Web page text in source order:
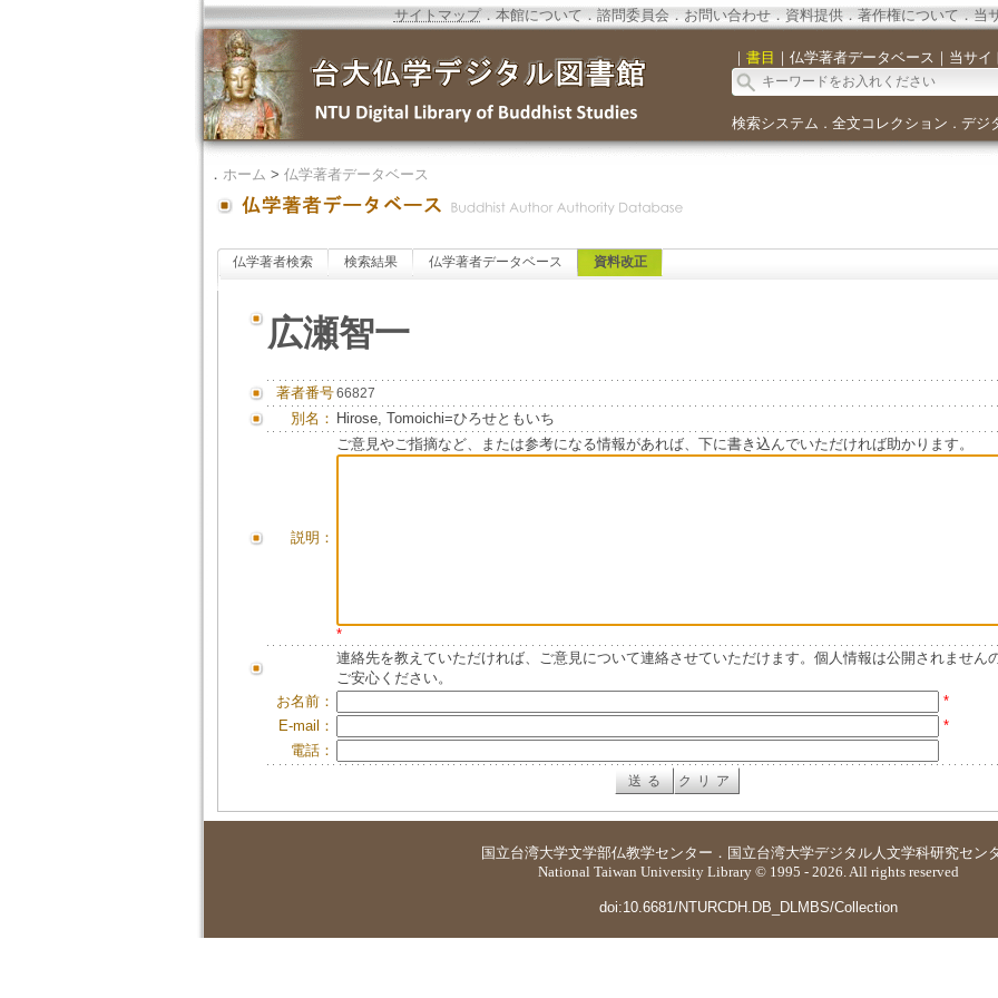
サイトマップ．本館について．諮問委員会． お問い合わせ． 資料提供．著作権について．当
｜ 書目 ｜ 仏学著者データベース ｜ 当サイ
検索システム ． 全文コレクション ． デジ
． ホーム > 仏学著者データベース
仏学著者検索 検索結果 仏学著者データベース 資料改正
広瀬智一
著者番号66827
別名： Hirose, Tomoichi=ひろせともいち
説明：
ご意見やご指摘など、または参考になる情報があれば、下に書き込んでいただければ助かります。
*
連絡先を教えていただければ、ご意見について連絡させていただけます。個人情報は公開されません
ご安心ください。
お名前：
*
E-mail：
*
電話：
国立台湾大学文学部仏教学センター ． 国立台湾大学デジタル人文学科研究セン
National Taiwan University Library © 1995 - 2026. All rights reserved
doi:10.6681/NTURCDH.DB_DLMBS/Collection